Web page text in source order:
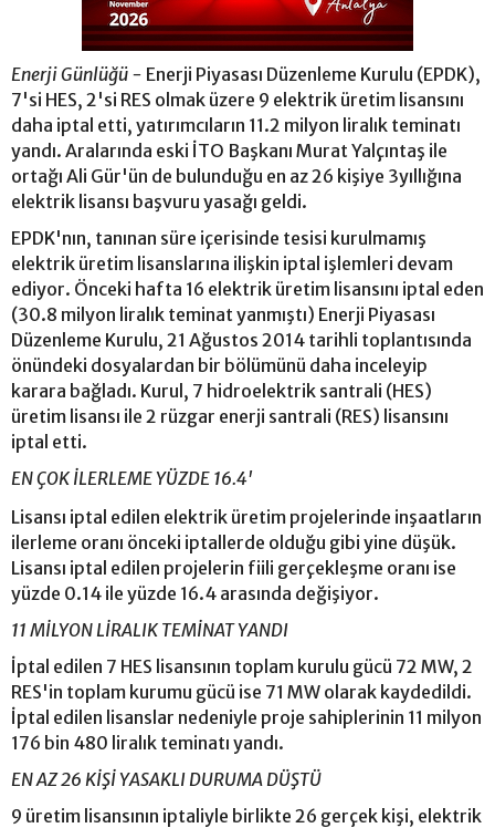
Enerji Günlüğü - Enerji Piyasası Düzenleme Kurulu (EPDK),
7'si HES, 2'si RES olmak üzere 9 elektrik üretim lisansını
daha iptal etti, yatırımcıların 11.2 milyon liralık teminatı
yandı. Aralarında eski İTO Başkanı Murat Yalçıntaş ile
ortağı Ali Gür'ün de bulunduğu en az 26 kişiye 3yıllığına
elektrik lisansı başvuru yasağı geldi.
EPDK'nın, tanınan süre içerisinde tesisi kurulmamış
elektrik üretim lisanslarına ilişkin iptal işlemleri devam
ediyor. Önceki hafta 16 elektrik üretim lisansını iptal eden
(30.8 milyon liralık teminat yanmıştı) Enerji Piyasası
Düzenleme Kurulu, 21 Ağustos 2014 tarihli toplantısında
önündeki dosyalardan bir bölümünü daha inceleyip
karara bağladı. Kurul, 7 hidroelektrik santrali (HES)
üretim lisansı ile 2 rüzgar enerji santrali (RES) lisansını
iptal etti.
EN ÇOK İLERLEME YÜZDE 16.4'
Lisansı iptal edilen elektrik üretim projelerinde inşaatların
ilerleme oranı önceki iptallerde olduğu gibi yine düşük.
Lisansı iptal edilen projelerin fiili gerçekleşme oranı ise
yüzde 0.14 ile yüzde 16.4 arasında değişiyor.
11 MİLYON LİRALIK TEMİNAT YANDI
İptal edilen 7 HES lisansının toplam kurulu gücü 72 MW, 2
RES'in toplam kurumu gücü ise 71 MW olarak kaydedildi.
İptal edilen lisanslar nedeniyle proje sahiplerinin 11 milyon
176 bin 480 liralık teminatı yandı.
EN AZ 26 KİŞİ YASAKLI DURUMA DÜŞTÜ
9 üretim lisansının iptaliyle birlikte 26 gerçek kişi, elektrik